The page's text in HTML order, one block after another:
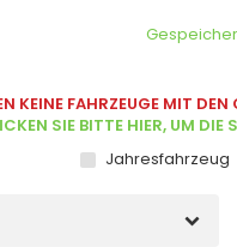
KEINE FAHRZEUGE MIT
SIE BITTE HIER, UM DIE
Jahresfahrzeug